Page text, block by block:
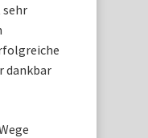
sehr
dankbar